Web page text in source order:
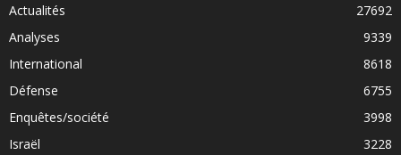
Actualités
27692
Analyses
9339
International
8618
Défense
6755
Enquêtes/société
3998
Israël
3228